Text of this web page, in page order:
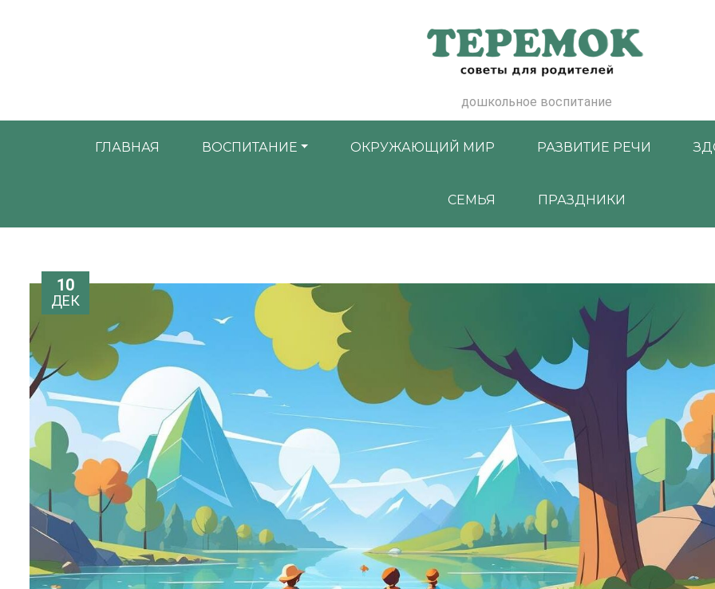
дошкольное воспитание
ГЛАВНАЯ ВОСПИТАНИЕ ОКРУЖАЮЩИЙ МИР РАЗВИТИЕ РЕЧИ
СЕМЬЯ ПРАЗДНИКИ
10
ДЕК